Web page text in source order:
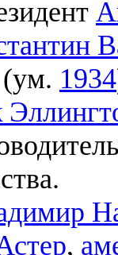
(ум. 1934
,